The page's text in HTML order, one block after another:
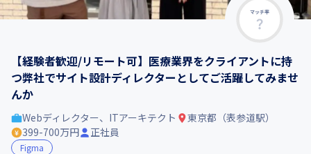
マッチ率
【経験者歓迎/リモート可】医療業界をクライアントに持
つ弊社でサイト設計ディレクターとしてご活躍してみませ
んか
Webディレクター、ITアーキテクト
東京都（表参道駅）
399-700万円
正社員
Figma